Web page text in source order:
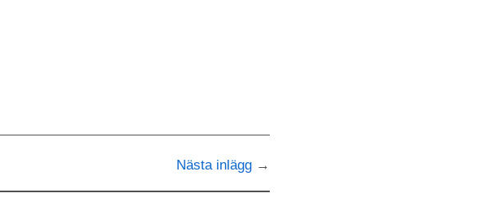
Nästa inlägg